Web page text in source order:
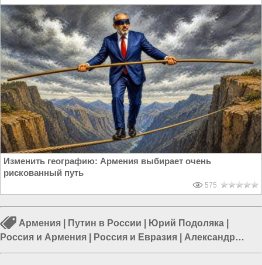
Изменить географию: Армения выбирает очень
рискованный путь
575
Армения Путин в России Юрий Подоляка
Россия и Армения
Россия и Евразия
Александр
Лукашенко|Путин в Армении